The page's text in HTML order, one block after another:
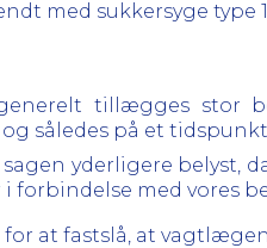
med sukkersyge type
tillægges stor
således på et
yderligere belyst,
forbindelse med vores
at fastslå, at